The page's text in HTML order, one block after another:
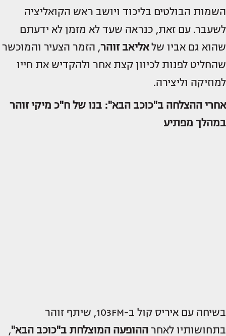
השמות הבולטים בליכוד ויושב ראש הקואליציה
לשעבר. עם זאת, כנראה שעד לא מזמן לא ידעתם
שהוא גם אביו שלאליאב זוהר, הזמר הצעיר והמוכשר
שהחליט לפנות לכיוון קצת אחר ולהקדיש את חייו
למוזיקה וליצירה.
אחרי ההצלחה ב"כוכב הבא": בנו של ח"כ מיקי זוהר
במהלך מפתיע
בשיחה עם איריס קול ב-103FM, שיתף זוהר
בתחושותיו לאחר ההופעה המוצלחת ב"כוכב הבא",